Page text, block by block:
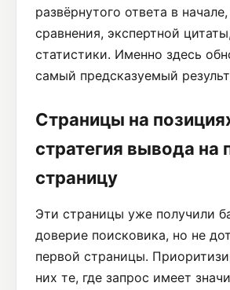
развёрнутого ответа в
сравнения, экспертной
статистики. Именно здесь
самый предсказуемый
Страницы на
стратегия вывода на
страницу
Эти страницы уже получили
доверие поисковика, но не
первой страницы.
них те, где запрос имеет